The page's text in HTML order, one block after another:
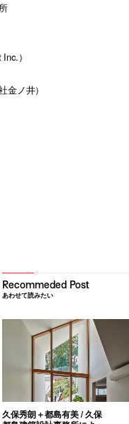
）
金ノ井）
あわせて読みたい
久保秀朗＋都島有美 / 久保